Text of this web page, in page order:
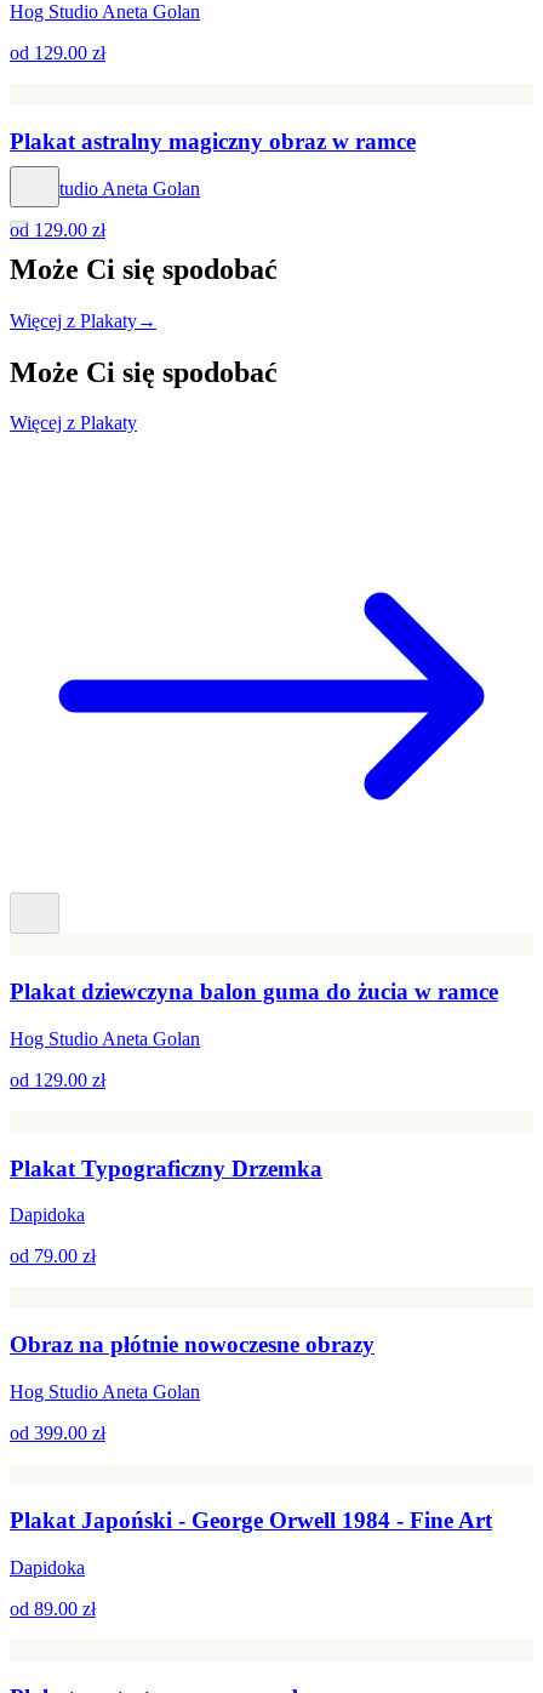
Hog Studio Aneta Golan
od 129.00 zł
Plakat astralny magiczny obraz w ramce
Hog Studio Aneta Golan
od 129.00 zł
Może Ci się spodobać
Więcej z Plakaty→
Może Ci się spodobać
Więcej z Plakaty
Plakat dziewczyna balon guma do żucia w ramce
Hog Studio Aneta Golan
od 129.00 zł
Plakat Typograficzny Drzemka
Dapidoka
od 79.00 zł
Obraz na płótnie nowoczesne obrazy
Hog Studio Aneta Golan
od 399.00 zł
Plakat Japoński - George Orwell 1984 - Fine Art
Dapidoka
od 89.00 zł